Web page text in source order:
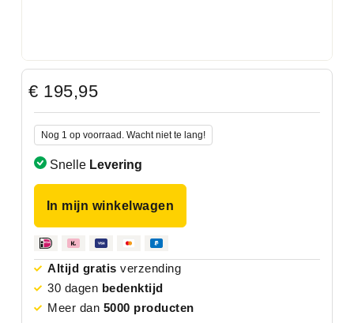
€ 195,95
Nog 1 op voorraad. Wacht niet te lang!
Snelle Levering
In mijn winkelwagen
Altijd gratis verzending
30 dagen bedenktijd
Meer dan 5000 producten